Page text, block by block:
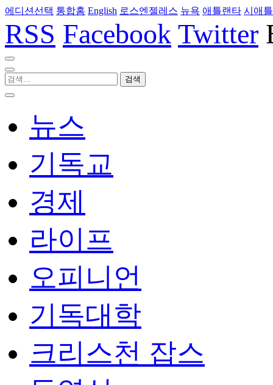
에디션선택 통합홈 English 로스엔젤레스 뉴욕 애틀랜타 시애틀
RSS Facebook Twitter
뉴스
기독교
경제
라이프
오피니언
기독대학
크리스천 잡스